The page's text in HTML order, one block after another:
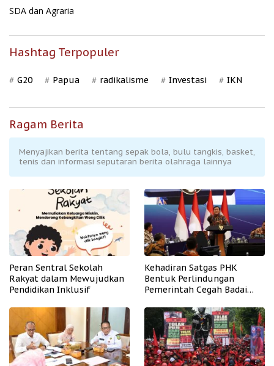
SDA dan Agraria
Hashtag Terpopuler
G20 Papua radikalisme Investasi IKN
Ragam Berita
Menyajikan berita tentang sepak bola, bulu tangkis, basket,
tenis dan informasi seputaran berita olahraga lainnya
Peran Sentral Sekolah
Rakyat dalam Mewujudkan
Pendidikan Inklusif
Kehadiran Satgas PHK
Bentuk Perlindungan
Pemerintah Cegah Badai